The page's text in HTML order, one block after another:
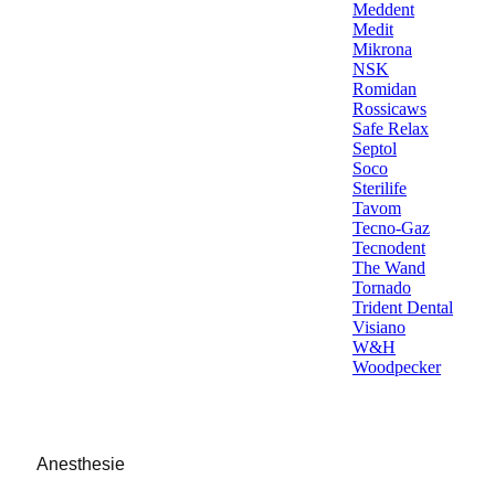
Meddent
Medit
Mikrona
NSK
Romidan
Rossicaws
Safe Relax
Septol
Soco
Sterilife
Tavom
Tecno-Gaz
Tecnodent
The Wand
Tornado
Trident Dental
Visiano
W&H
Woodpecker
Anesthesie